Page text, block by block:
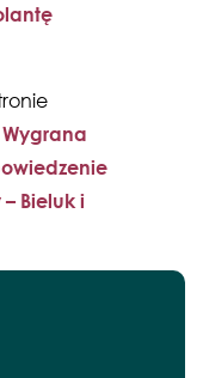
Wygrana
Bieluk i